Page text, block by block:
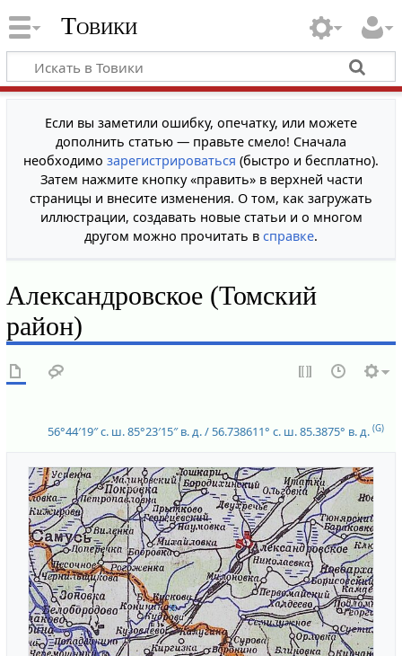
Товики
Если вы заметили ошибку, опечатку, или можете
дополнить статью — правьте смело! Сначала
необходимо зарегистрироваться (быстро и бесплатно).
Затем нажмите кнопку «править» в верхней части
страницы и внесите изменения. О том, как загружать
иллюстрации, создавать новые статьи и о многом
другом можно прочитать в справке.
Александровское (Томский
район)
56°44′19″ с. ш.85°23′15″ в. д./ 56.738611° с. ш.85.3875° в. д. (G)